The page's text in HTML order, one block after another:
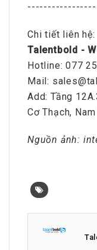
Chi tiết liên hệ:
Talentbold -
Hotline: 077
Mail:
Add: Tầng
Cơ Thạch,
Nguồn ảnh: